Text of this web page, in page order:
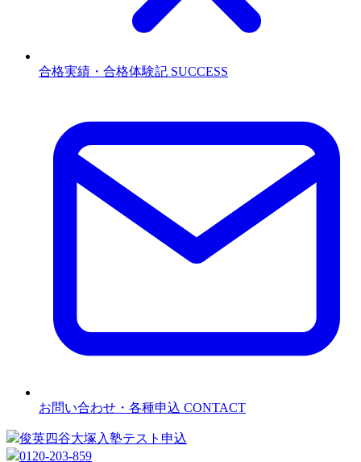
合格実績・合格体験記 SUCCESS
お問い合わせ・各種申込 CONTACT
俊英四谷大塚 入塾テスト申込
0120-203-859